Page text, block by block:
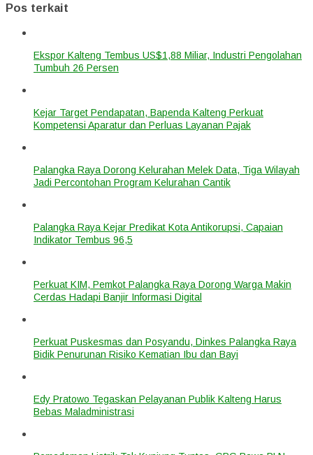
Pos terkait
Ekspor Kalteng Tembus US$1,88 Miliar, Industri Pengolahan
Tumbuh 26 Persen
Kejar Target Pendapatan, Bapenda Kalteng Perkuat
Kompetensi Aparatur dan Perluas Layanan Pajak
Palangka Raya Dorong Kelurahan Melek Data, Tiga Wilayah
Jadi Percontohan Program Kelurahan Cantik
Palangka Raya Kejar Predikat Kota Antikorupsi, Capaian
Indikator Tembus 96,5
Perkuat KIM, Pemkot Palangka Raya Dorong Warga Makin
Cerdas Hadapi Banjir Informasi Digital
Perkuat Puskesmas dan Posyandu, Dinkes Palangka Raya
Bidik Penurunan Risiko Kematian Ibu dan Bayi
Edy Pratowo Tegaskan Pelayanan Publik Kalteng Harus
Bebas Maladministrasi